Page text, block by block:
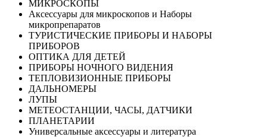
МИКРОСКОПЫ
Аксессуары для микроскопов и Наборы
микропрепаратов
ТУРИСТИЧЕСКИЕ ПРИБОРЫ И НАБОРЫ
ПРИБОРОВ
ОПТИКА ДЛЯ ДЕТЕЙ
ПРИБОРЫ НОЧНОГО ВИДЕНИЯ
ТЕПЛОВИЗИОННЫЕ ПРИБОРЫ
ДАЛЬНОМЕРЫ
ЛУПЫ
МЕТЕОСТАНЦИИ, ЧАСЫ, ДАТЧИКИ
ПЛАНЕТАРИИ
Универсальные аксессуары и литература